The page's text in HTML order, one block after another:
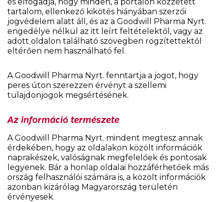
tartalom, ellenkező kikötés hiányában szerzői
jogvédelem alatt áll, és az a Goodwill Pharma Nyrt.
engedélye nélkül az itt leírt feltételektől, vagy az
adott oldalon található szövegben rögzítettektől
eltérően nem használható fel.
A Goodwill Pharma Nyrt. fenntartja a jogot, hogy
peres úton szerezzen érvényt a szellemi
tulajdonjogok megsértésének.
Az információ természete
A Goodwill Pharma Nyrt. mindent megtesz annak
érdekében, hogy az oldalakon közölt információk
naprakészek, valóságnak megfelelőek és pontosak
legyenek. Bár a honlap oldalai hozzáférhetőek más
ország felhasználói számára is, a közölt információk
azonban kizárólag Magyarország területén
érvényesek.